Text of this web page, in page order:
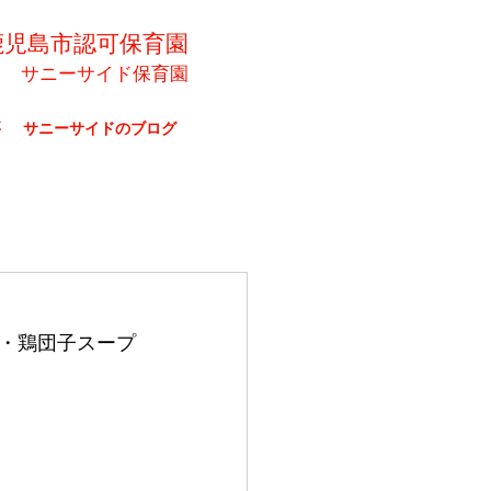
島市認可保育園
サニーサイド保育園
サニーサイドのブログ
鶏団子スープ